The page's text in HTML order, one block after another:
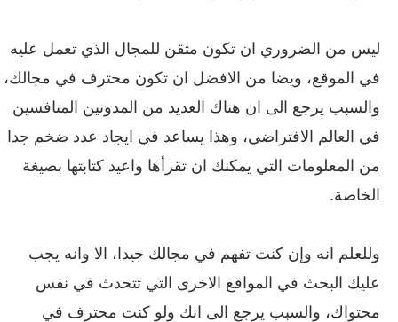
ليس من الضروري ان تكون متقن للمجال الذي تعمل عليه
في الموقع، ويضا من الافضل ان تكون محترف في مجالك،
والسبب يرجع الى ان هناك العديد من المدونين المنافسين
في العالم الافتراضي، وهذا يساعد في ايجاد عدد ضخم جدا
من المعلومات التي يمكنك ان تقرأها واعيد كتابتها بصيغة
الخاصة.
وللعلم انه وإن كنت تفهم في مجالك جيدا، الا وانه يجب
عليك البحث في المواقع الاخرى التي تتحدث في نفس
محتواك، والسبب يرجع الى انك ولو كنت محترف في